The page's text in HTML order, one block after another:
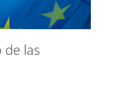
de las